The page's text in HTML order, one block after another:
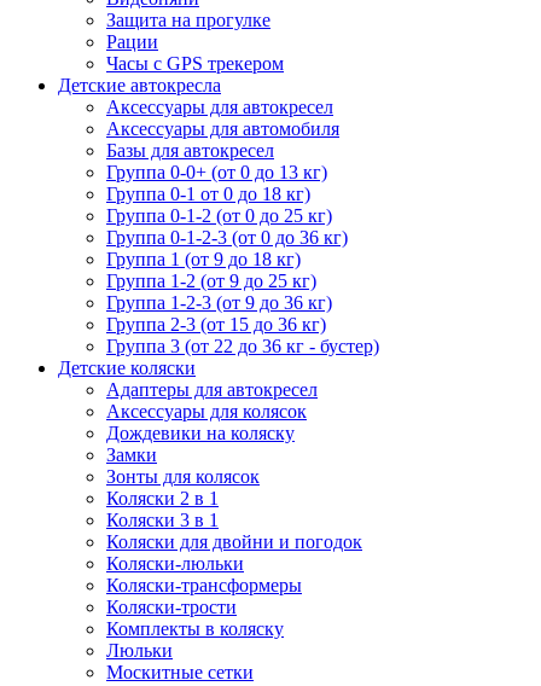
Защита на прогулке
Рации
Часы с GPS трекером
Детские автокресла
Аксессуары для автокресел
Аксессуары для автомобиля
Базы для автокресел
Группа 0-0+ (от 0 до 13 кг)
Группа 0-1 от 0 до 18 кг)
Группа 0-1-2 (от 0 до 25 кг)
Группа 0-1-2-3 (от 0 до 36 кг)
Группа 1 (от 9 до 18 кг)
Группа 1-2 (от 9 до 25 кг)
Группа 1-2-3 (от 9 до 36 кг)
Группа 2-3 (от 15 до 36 кг)
Группа 3 (от 22 до 36 кг - бустер)
Детские коляски
Адаптеры для автокресел
Аксессуары для колясок
Дождевики на коляску
Замки
Зонты для колясок
Коляски 2 в 1
Коляски 3 в 1
Коляски для двойни и погодок
Коляски-люльки
Коляски-трансформеры
Коляски-трости
Комплекты в коляску
Люльки
Москитные сетки